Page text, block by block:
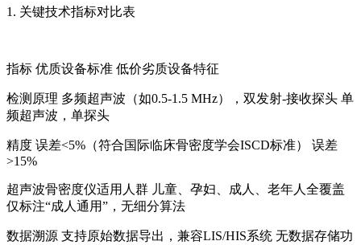
1. 关键技术指标对比表
指标 优质设备标准 低价劣质设备特征
检测原理 多频超声波（如0.5-1.5 MHz），双发射-接收探头 单
频超声波，单探头
精度 误差<5%（符合国际临床骨密度学会ISCD标准） 误差
>15%
超声波骨密度仪适用人群 儿童、孕妇、成人、老年人全覆盖
仅标注“成人通用”，无细分算法
数据溯源 支持原始数据导出，兼容LIS/HIS系统 无数据存储功